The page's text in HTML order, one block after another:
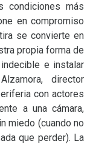
condiciones más
en compromiso
se convierte en
propia forma de
e instalar
director
con actores
a una cámara,
miedo (cuando no
que perder). La